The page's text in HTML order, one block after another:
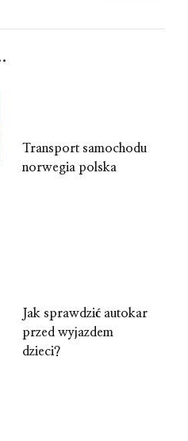
Transport samochodu
norwegia polska
Jak sprawdzić autokar
przed wyjazdem
dzieci?